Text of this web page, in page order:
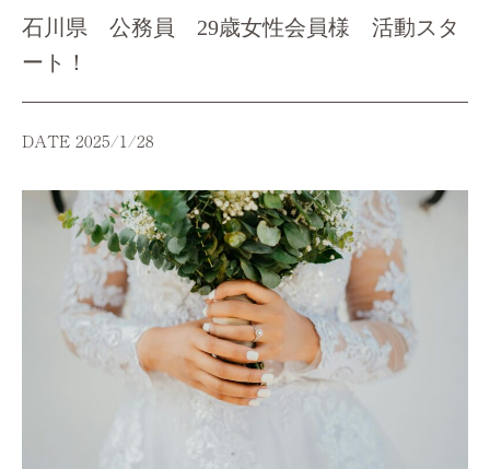
石川県 公務員 29歳女性会員様 活動スタ
ート！
DATE 2025/1/28